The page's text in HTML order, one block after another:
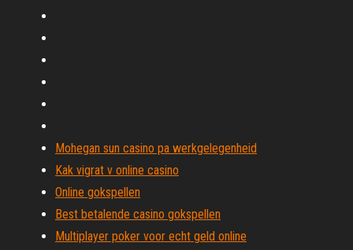
Mohegan sun casino pa werkgelegenheid
Kak vigrat v online casino
Online gokspellen
Best betalende casino gokspellen
Multiplayer poker voor echt geld online